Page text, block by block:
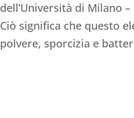
dell’Università di Milano
Ciò significa che questo
polvere, sporcizia e